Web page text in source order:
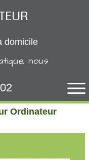
domicile
nous
Ordinateur